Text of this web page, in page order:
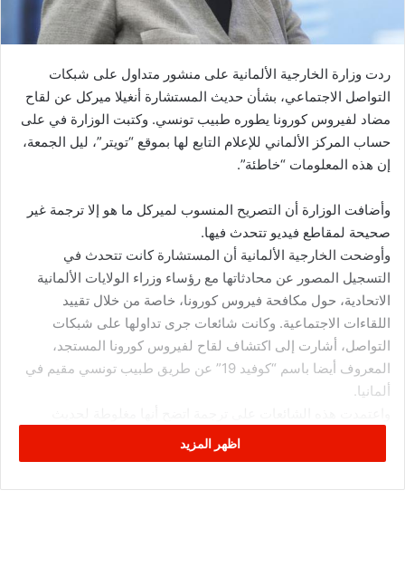
ردت وزارة الخارجية الألمانية على منشور متداول على شبكات
التواصل الاجتماعي، بشأن حديث المستشارة أنغيلا ميركل عن لقاح
مضاد لفيروس كورونا يطوره طبيب تونسي. وكتبت الوزارة في على
حساب المركز الألماني للإعلام التابع لها بموقع “تويتر”، ليل الجمعة،
إن هذه المعلومات “خاطئة”.
وأضافت الوزارة أن التصريح المنسوب لميركل ما هو إلا ترجمة غير
صحيحة لمقاطع فيديو تتحدث فيها.
وأوضحت الخارجية الألمانية أن المستشارة كانت تتحدث في
التسجيل المصور عن محادثاتها مع رؤساء وزراء الولايات الألمانية
الاتحادية، حول مكافحة فيروس كورونا، خاصة من خلال تقييد
اللقاءات الاجتماعية. وكانت شائعات جرى تداولها على شبكات
التواصل، أشارت إلى اكتشاف لقاح لفيروس كورونا المستجد،
المعروف أيضا باسم “كوفيد 19” عن طريق طبيب تونسي مقيم في
ألمانيا.
ميركل في أحد المؤتمرات الصحفية بشأن الفيروس، قبل أيام.
اظهر المزيد